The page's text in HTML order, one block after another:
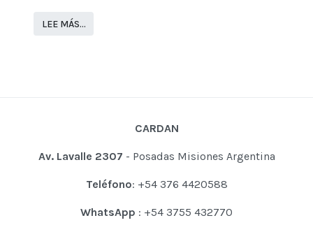
LEE MÁS…
CARDAN
Av. Lavalle 2307 - Posadas Misiones Argentina
Teléfono: +54 376 4420588
WhatsApp : +54 3755 432770